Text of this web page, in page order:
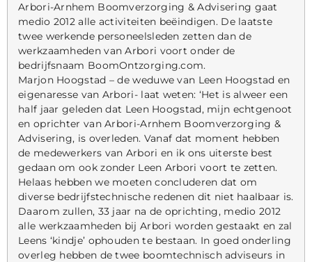
Arbori-Arnhem Boomverzorging & Advisering gaat
medio 2012 alle activiteiten beëindigen. De laatste
twee werkende personeelsleden zetten dan de
werkzaamheden van Arbori voort onder de
bedrijfsnaam BoomOntzorging.com.
Marjon Hoogstad – de weduwe van Leen Hoogstad en
eigenaresse van Arbori- laat weten: ‘Het is alweer een
half jaar geleden dat Leen Hoogstad, mijn echtgenoot
en oprichter van Arbori-Arnhem Boomverzorging &
Advisering, is overleden. Vanaf dat moment hebben
de medewerkers van Arbori en ik ons uiterste best
gedaan om ook zonder Leen Arbori voort te zetten.
Helaas hebben we moeten concluderen dat om
diverse bedrijfstechnische redenen dit niet haalbaar is.
Daarom zullen, 33 jaar na de oprichting, medio 2012
alle werkzaamheden bij Arbori worden gestaakt en zal
Leens ‘kindje’ ophouden te bestaan. In goed onderling
overleg hebben de twee boomtechnisch adviseurs in